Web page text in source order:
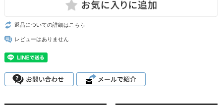
返品についての詳細はこちら
レビューはありません